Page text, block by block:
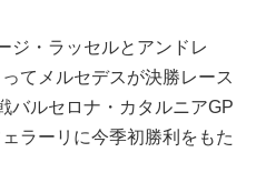
ジ・ラッセルとアンドレ
てメルセデスが決勝レース
バルセロナ・カタルニアGP
ラーリに今季初勝利をもた